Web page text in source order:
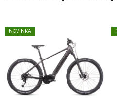
NOVINKA